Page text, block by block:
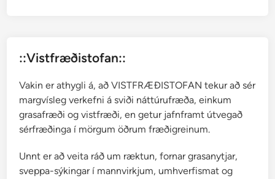
i
z
a
::Vistfræðistofan::
Vakin er athygli á, að VISTFRÆÐISTOFAN tekur að sér
margvísleg verkefni á sviði náttúrufræða, einkum
grasafræði og vistfræði, en getur jafnframt útvegað
sérfræðinga í mörgum öðrum fræðigreinum.
Unnt er að veita ráð um ræktun, fornar grasanytjar,
sveppa-sýkingar í mannvirkjum, umhverfismat og